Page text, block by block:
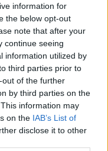
information for
the below opt-out
note that after your
continue seeing
information utilized by
third parties prior to
of the further
by third parties on the
information may
on the IAB’s List of
disclose it to other